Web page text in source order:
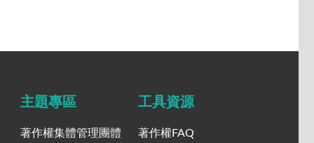
主題專區
著作權集體管理團體
工具資源
著作權FAQ